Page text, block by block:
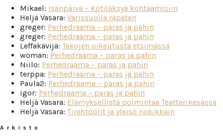
Mikael: Isänpäivä – Kotiläksyä kohtaamisiin
Heljä Vasara: Varissuolla räpäten
greger: Perhedraama – paras ja pahin
greger: Perhedraama – paras ja pahin
Leffakävijä: Tekojen oikeutusta etsimässä
woman: Perhedraama – paras ja pahin
Niilo: Perhedraama – paras ja pahin
terppa: Perhedraama – paras ja pahin
Paula2: Perhedraama – paras ja pahin
igor: Perhedraama – paras ja pahin
Heljä Vasara: Elämyksellistä poimintaa Teatterikesässä
Heljä Vasara: Tirehtöörit ja yleisö nokikkain
Arkisto